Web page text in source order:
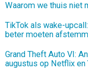
Waarom we thuis niet
TikTok als wake-
beter moeten
Grand Theft Auto VI:
augustus op Netflix en